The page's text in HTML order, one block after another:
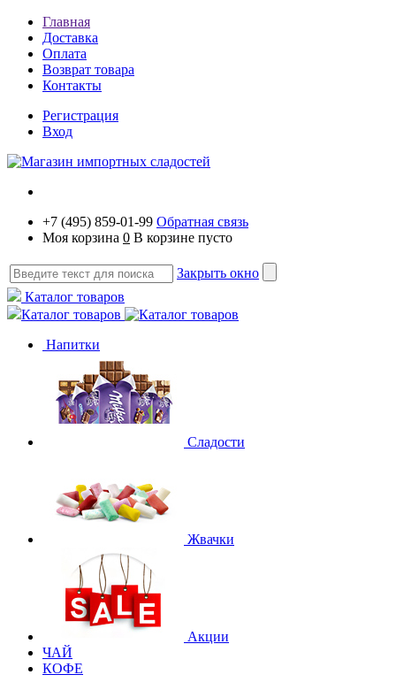
Главная
Доставка
Оплата
Возврат товара
Контакты
Регистрация
Вход
+7 (495) 859-01-99 Обратная связь
Моя корзина 0 В корзине пусто
Закрыть окно
Каталог товаров
Каталог товаров
Напитки
Сладости
Жвачки
Акции
ЧАЙ
КОФЕ